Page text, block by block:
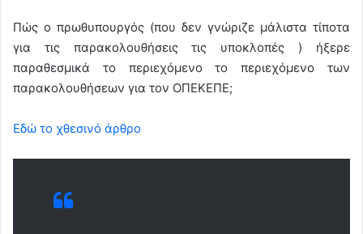
Πώς ο πρωθυπουργός (που δεν γνώριζε μάλιστα τίποτα
για τις παρακολουθήσεις τις υποκλοπές ) ήξερε
παραθεσμικά το περιεχόμενο το περιεχόμενο των
παρακολουθήσεων για τον ΟΠΕΚΕΠΕ;
Εδώ το χθεσινό άρθρο